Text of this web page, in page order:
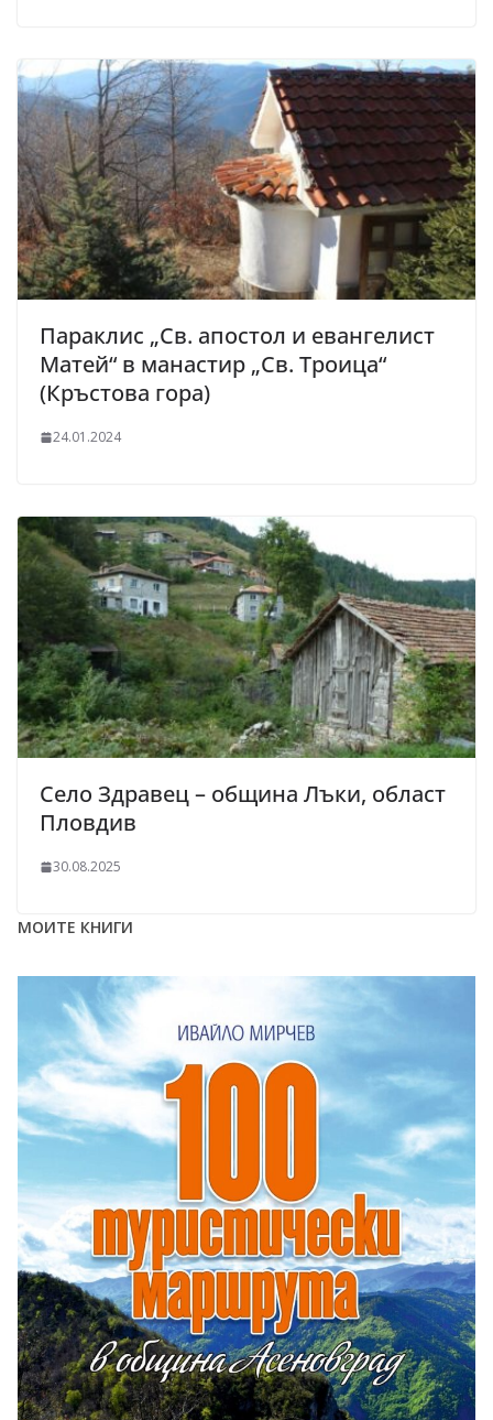
Параклис „Св. апостол и евангелист
Матей“ в манастир „Св. Троица“
(Кръстова гора)
24.01.2024
Село Здравец – община Лъки, област
Пловдив
30.08.2025
МОИТЕ КНИГИ